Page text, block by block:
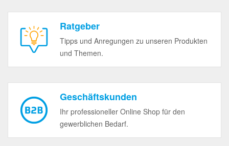
Ratgeber
Tipps und Anregungen zu unseren Produkten
und Themen.
Geschäftskunden
Ihr professioneller Online Shop für den
gewerblichen Bedarf.